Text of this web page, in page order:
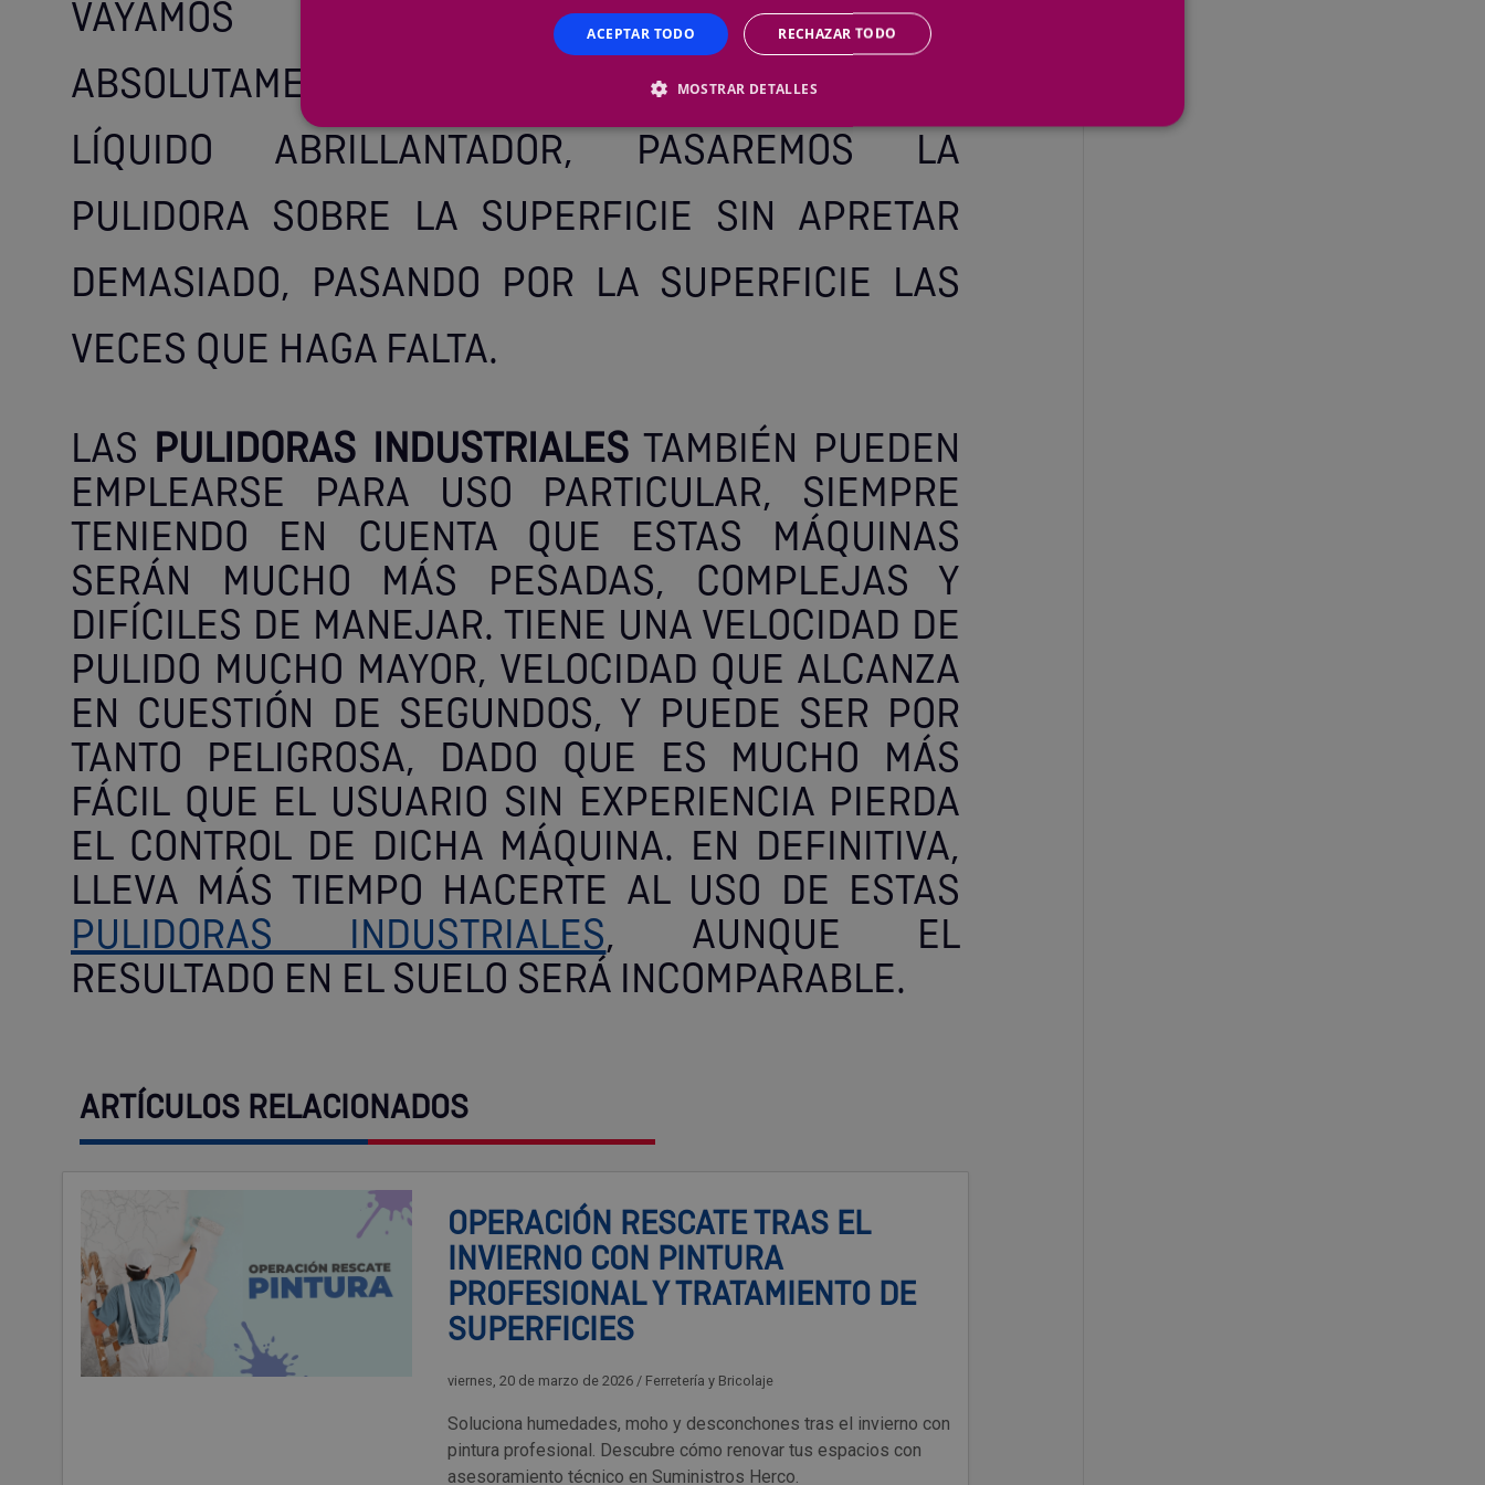
VAYAMOS A PULIR SE ENCUENTRE
ABSOLUTAMENTE LIMPIA, Y CON LA AYUDA DE UN
LÍQUIDO ABRILLANTADOR, PASAREMOS LA
PULIDORA SOBRE LA SUPERFICIE SIN APRETAR
DEMASIADO, PASANDO POR LA SUPERFICIE LAS
VECES QUE HAGA FALTA.
LAS PULIDORAS INDUSTRIALESTAMBIÉN PUEDEN
EMPLEARSE PARA USO PARTICULAR, SIEMPRE
TENIENDO EN CUENTA QUE ESTAS MÁQUINAS
SERÁN MUCHO MÁS PESADAS, COMPLEJAS Y
DIFÍCILES DE MANEJAR. TIENE UNA VELOCIDAD DE
PULIDO MUCHO MAYOR, VELOCIDAD QUE ALCANZA
EN CUESTIÓN DE SEGUNDOS, Y PUEDE SER POR
TANTO PELIGROSA, DADO QUE ES MUCHO MÁS
FÁCIL QUE EL USUARIO SIN EXPERIENCIA PIERDA
EL CONTROL DE DICHA MÁQUINA. EN DEFINITIVA,
LLEVA MÁS TIEMPO HACERTE AL USO DE ESTAS
PULIDORAS INDUSTRIALES, AUNQUE EL
RESULTADO EN EL SUELO SERÁ INCOMPARABLE.
ARTÍCULOS RELACIONADOS
OPERACIÓN RESCATE TRAS EL
INVIERNO CON PINTURA
PROFESIONAL Y TRATAMIENTO DE
SUPERFICIES
viernes, 20 de marzo de 2026 / Ferretería y Bricolaje
Soluciona humedades, moho y desconchones tras el invierno con
pintura profesional. Descubre cómo renovar tus espacios con
asesoramiento técnico en Suministros Herco.
ACEPTAR TODO RECHAZAR TODO
MOSTRAR DETALLES